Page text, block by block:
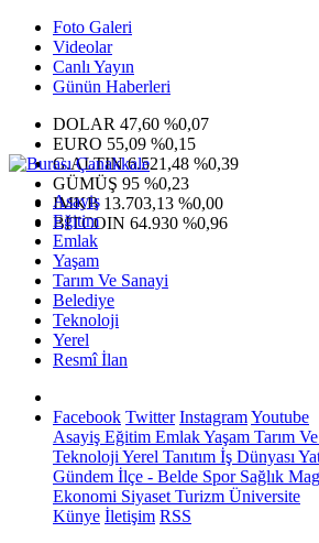
Foto Galeri
Videolar
Canlı Yayın
Günün Haberleri
DOLAR 47,60 %0,07
EURO 55,09 %0,15
G.ALTIN6.521,48 %0,39
GÜMÜŞ 95 %0,23
IMKB 13.703,13 %0,00
BITCOIN 64.930 %0,96
Asayiş
Eğitim
Emlak
Yaşam
Tarım Ve Sanayi
Belediye
Teknoloji
Yerel
Resmî İlan
Facebook Twitter InstagramYoutube
Asayiş Eğitim EmlakYaşam Tarım
Teknoloji Yerel Tanıtım İş Dünyası
Gündem İlçe - Belde SporSağlık
Ekonomi Siyaset Turizm Üniversite
Künye İletişim RSS